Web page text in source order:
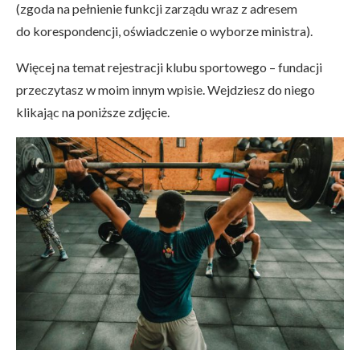
(zgoda na pełnienie funkcji zarządu wraz z adresem
do korespondencji, oświadczenie o wyborze ministra).
Więcej na temat rejestracji klubu sportowego – fundacji
przeczytasz w moim innym wpisie. Wejdziesz do niego
klikając na poniższe zdjęcie.